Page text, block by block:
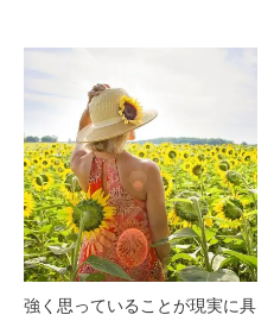
強く思っていることが現実に具